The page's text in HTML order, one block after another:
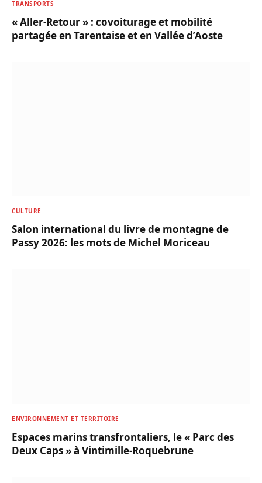
TRANSPORTS
« Aller-Retour » : covoiturage et mobilité
partagée en Tarentaise et en Vallée d’Aoste
CULTURE
Salon international du livre de montagne de
Passy 2026: les mots de Michel Moriceau
ENVIRONNEMENT ET TERRITOIRE
Espaces marins transfrontaliers, le « Parc des
Deux Caps » à Vintimille-Roquebrune